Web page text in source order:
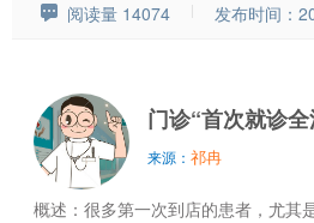
阅读量 14074 发布时间：
门诊“首次就诊
来源： 祁冉
概述：很多第一次到店的患者，尤其